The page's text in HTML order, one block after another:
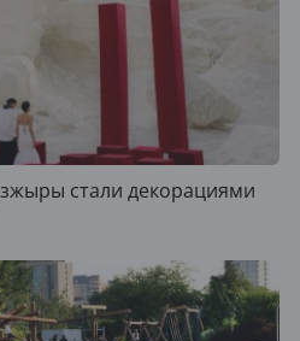
стали декорациями